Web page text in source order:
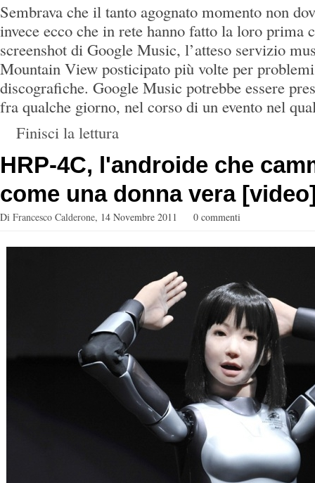
Sembrava che il tanto agognato momento non
invece ecco che in rete hanno fatto la loro prima
screenshot di Google Music, l’atteso servizio
Mountain View posticipato più volte per
discografiche. Google Music potrebbe essere
fra qualche giorno, nel corso di un evento nel
Finisci la lettura
HRP-4C, l'androide che
come una donna vera
Di Francesco Calderone, 14 Novembre 2011 0 commenti